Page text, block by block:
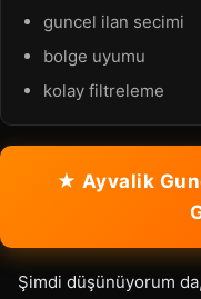
guncel ilan secimi
bolge uyumu
kolay filtreleme
★ Ayvalik
Şimdi düşünüyorum